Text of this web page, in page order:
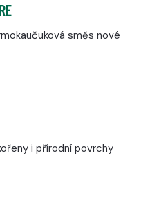
směs nové
i přírodní povrchy